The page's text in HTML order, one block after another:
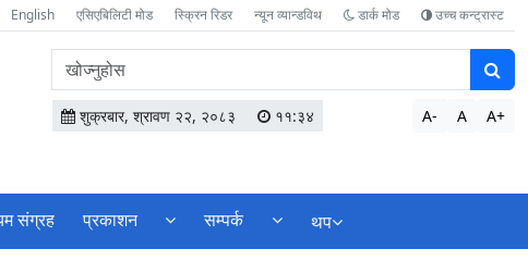
English एसिएबिलिटी मोड स्क्रिन रिडर न्यून व्यान्डविथ डार्क मोड उच्च कन्ट्रास्ट
वेबसाइटमा
सामग्री
खोज्नुहोस
शुक्रबार, श्रावण २२, २०८३ ११:३४ A- A A+
संग्रह प्रकाशन सम्पर्क थप